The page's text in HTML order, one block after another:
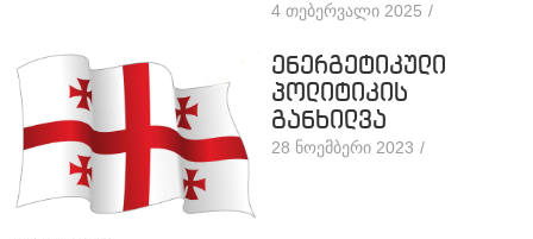
4 თებერვალი 2025 /
ენერგეტიკული
პოლიტიკის
განხილვა
28 ნოემბერი 2023 /